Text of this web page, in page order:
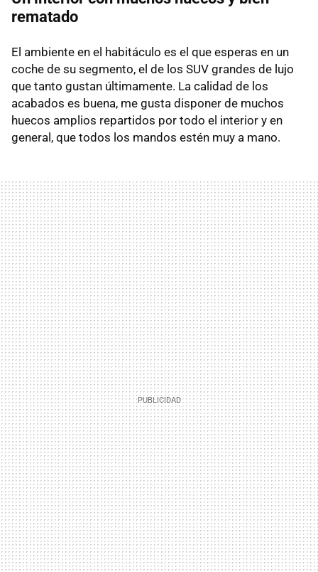
rematado
El ambiente en el habitáculo es el que esperas en un
coche de su segmento, el de los SUV grandes de lujo
que tanto gustan últimamente. La calidad de los
acabados es buena, me gusta disponer de muchos
huecos amplios repartidos por todo el interior y en
general, que todos los mandos estén muy a mano.